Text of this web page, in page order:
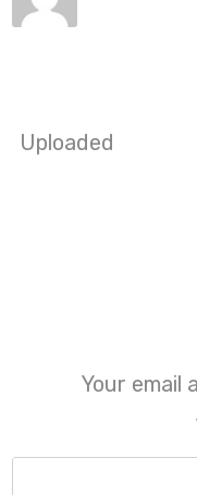
Uploaded
Your email